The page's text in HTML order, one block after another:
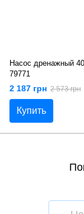
Насос дренажный
79771
2 187 грн 2 573 грн
Купить